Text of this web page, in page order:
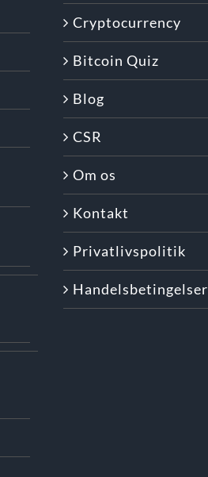
Cryptocurrency
Bitcoin Quiz
Blog
CSR
Om os
Kontakt
Privatlivspolitik
Handelsbetingelser